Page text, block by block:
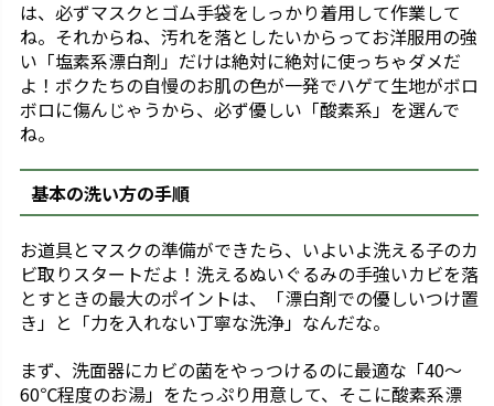
は、必ずマスクとゴム手袋をしっかり着用して作業して
ね。それからね、汚れを落としたいからってお洋服用の強
い「塩素系漂白剤」だけは絶対に絶対に使っちゃダメだ
よ！ボクたちの自慢のお肌の色が一発でハゲて生地がボロ
ボロに傷んじゃうから、必ず優しい「酸素系」を選んで
ね。
基本の洗い方の手順
お道具とマスクの準備ができたら、いよいよ洗える子のカ
ビ取りスタートだよ！洗えるぬいぐるみの手強いカビを落
とすときの最大のポイントは、「漂白剤での優しいつけ置
き」と「力を入れない丁寧な洗浄」なんだな。
まず、洗面器にカビの菌をやっつけるのに最適な「40〜
60℃程度のお湯」をたっぷり用意して、そこに酸素系漂